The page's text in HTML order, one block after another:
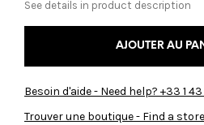
See details in product description
AJOUTER AU
Besoin d'aide - Need help? +33 1
Trouver une boutique - Find a store